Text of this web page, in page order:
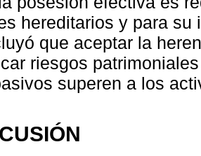
hereditarios y para
que aceptar la
riesgos
superen a los